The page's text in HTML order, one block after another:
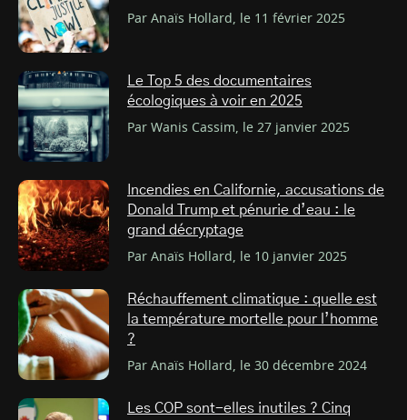
Par Anaïs Hollard, le 11 février 2025
Le Top 5 des documentaires
écologiques à voir en 2025
Par Wanis Cassim, le 27 janvier 2025
Incendies en Californie, accusations de
Donald Trump et pénurie d’eau : le
grand décryptage
Par Anaïs Hollard, le 10 janvier 2025
Réchauffement climatique : quelle est
la température mortelle pour l’homme
?
Par Anaïs Hollard, le 30 décembre 2024
Les COP sont-elles inutiles ? Cinq